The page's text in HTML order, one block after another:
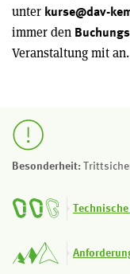
unter kurse@dav-
immer den
Veranstaltung mit an.
Besonderheit: